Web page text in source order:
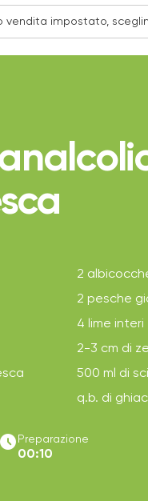
2
2 pesche
4 lime interi
2-3 cm di
500 ml di
q.b. di
access_time_filled Preparazione
00:10